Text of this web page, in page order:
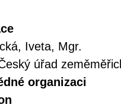
Iveta, Mgr.
úřad
organizaci